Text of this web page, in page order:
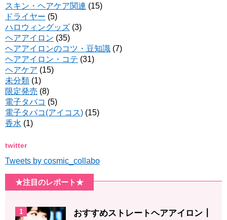
スキン・ヘアケア関連 (15)
ドライヤー (5)
ハロウィングッズ (3)
ヘアアイロン (35)
ヘアアイロンのコツ・豆知識 (7)
ヘアアイロン・コテ (31)
ヘアケア (15)
未分類 (1)
限定発売 (8)
電子タバコ (5)
電子タバコ(アイコス) (15)
香水 (1)
twitter
Tweets by cosmic_collabo
★注目のレポート★
1
おすすめストレートヘアアイロン┃